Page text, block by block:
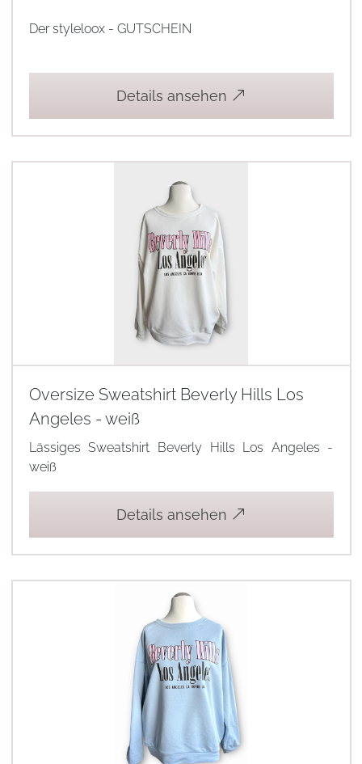
Der styleloox - GUTSCHEIN
Details ansehen
Oversize Sweatshirt Beverly Hills Los
Angeles - weiß
Lässiges Sweatshirt Beverly Hills Los Angeles -
weiß
Details ansehen